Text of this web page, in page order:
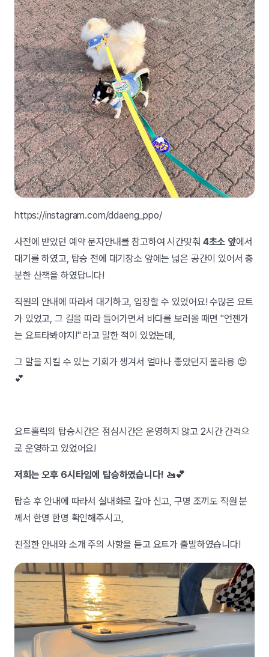
https://instagram.com/ddaeng_ppo/
사전에 받았던 예약 문자안내를 참고하여 시간맞춰 4초소 앞에서
대기를 하였고, 탑승 전에 대기장소 앞에는 넓은 공간이 있어서 충
분한 산책을 하였답니다!
직원의 안내에 따라서 대기하고, 입장할 수 있었어요! 수많은 요트
가 있었고, 그 길을 따라 들어가면서 바다를 보러올 때면 "언젠가
는 요트타봐야지!" 라고 말한 적이 있었는데,
그 말을 지킬 수 있는 기회가 생겨서 얼마나 좋았던지 몰라용 😍
💕
요트홀릭의 탑승시간은 점심시간은 운영하지 않고 2시간 간격으
로 운영하고 있었어요!
저희는 오후 6시타임에 탑승하였습니다! 🚤💕
탑승 후 안내에 따라서 실내화로 갈아 신고, 구명 조끼도 직원 분
께서 한명 한명 확인해주시고,
친절한 안내와 소개 주의 사항을 듣고 요트가 출발하였습니다!